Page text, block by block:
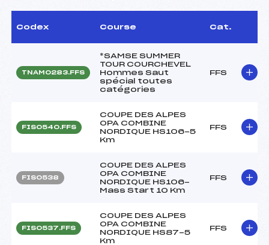
Codex Course Cat.
TNAM0283.FFS
*SAMSE SUMMER
TOUR COURCHEVEL
Hommes Saut
spécial toutes
catégories
FFS
FIS0540.FFS
COUPE DES ALPES
OPA COMBINE
NORDIQUE HS106-5
Km
FFS
FIS0538
COUPE DES ALPES
OPA COMBINE
NORDIQUE HS106-
Mass Start 10 Km
FFS
FIS0537.FFS
COUPE DES ALPES
OPA COMBINE
NORDIQUE HS87-5
Km
FFS